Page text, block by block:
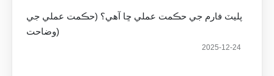
پليٽ فارم جي حڪمت عملي ڇا آهي؟ (حڪمت عملي جي
وضاحت)
2025-12-24